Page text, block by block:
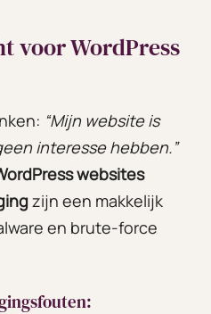
voor WordPress
“Mijn website is
interesse hebben.”
websites
zijn een makkelijk
en brute-force